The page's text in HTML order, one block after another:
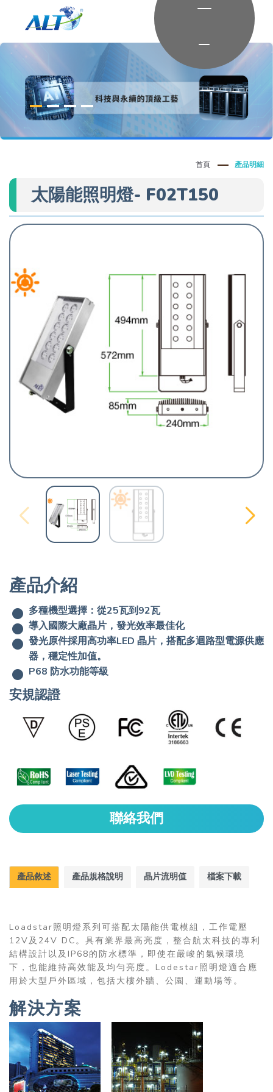
首頁 產品明細
太陽能照明燈- F02T150
產品介紹
多種機型選擇：從25瓦到92瓦
導入國際大廠晶片，發光效率最佳化
發光原件採用高功率LED 晶片，搭配多迴路型電源供應
器，穩定性加值。
P68 防水功能等級
安規認證
聯絡我們
產品敘述 產品規格說明 晶片流明值 檔案下載
Loadstar照明燈系列可搭配太陽能供電模組，工作電壓
12V及24V DC。具有業界最高亮度，整合航太科技的專利
結構設計以及IP68的防水標準，即使在嚴峻的氣候環境
下，也能維持高效能及均勻亮度。Lodestar照明燈適合應
用於大型戶外區域，包括大樓外牆、公園、運動場等。
解決方案